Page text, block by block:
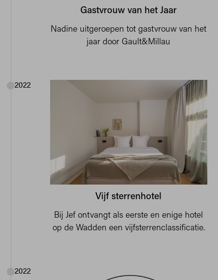
Gastvrouw van het Jaar
Nadine uitgeroepen tot gastvrouw van het
jaar door Gault&Millau
Vijf sterrenhotel
Bij Jef ontvangt als eerste en enige hotel
op de Wadden een vijfsterrenclassificatie.
2022
2022